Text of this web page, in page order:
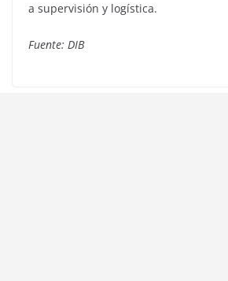
a supervisión y logística.
Fuente: DIB